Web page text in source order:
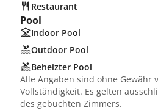
Restaurant
Pool
Indoor Pool
Outdoor Pool
Beheizter Pool
Alle Angaben sind ohne Gewähr
Vollständigkeit. Es gelten
des gebuchten Zimmers.